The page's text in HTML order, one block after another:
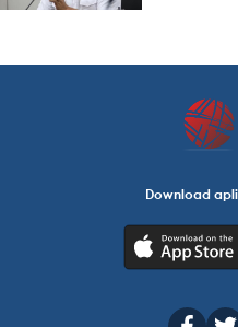
Download